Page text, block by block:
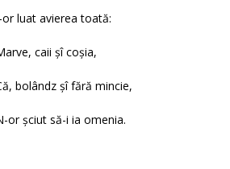
or luat avierea toată:
caii şî coşia,
bolândz şî fără mincie,
or şciut să-i ia omenia.